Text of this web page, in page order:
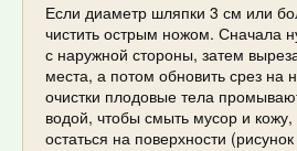
Если диаметр шляпки 3 см или
чистить острым ножом. Сначала
с наружной стороны, затем
места, а потом обновить срез на
очистки плодовые тела
водой, чтобы смыть мусор и кожу,
остаться на поверхности